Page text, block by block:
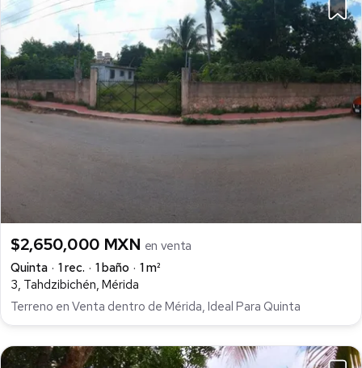
$2,650,000 MXN en venta
Quinta
1 rec. 1 baño
1 m²
3, Tahdzibichén, Mérida
Terreno en Venta dentro de Mérida, Ideal Para Quinta